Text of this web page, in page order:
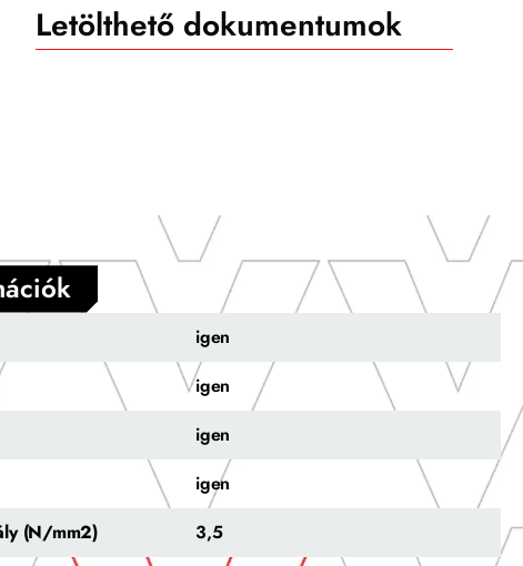
Letölthető dokumentumok
igen
igen
igen
igen
(N/mm2)
3,5